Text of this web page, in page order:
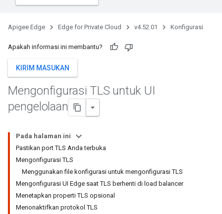
Apigee Edge Edge for Private Cloud v4.52.01 Konfigurasi
Apakah informasi ini membantu?
KIRIM MASUKAN
Mengonfigurasi TLS untuk UI
pengelolaan
Pada halaman ini
Pastikan port TLS Anda terbuka
Mengonfigurasi TLS
Menggunakan file konfigurasi untuk mengonfigurasi TLS
Mengonfigurasi UI Edge saat TLS berhenti di load balancer
Menetapkan properti TLS opsional
Menonaktifkan protokol TLS